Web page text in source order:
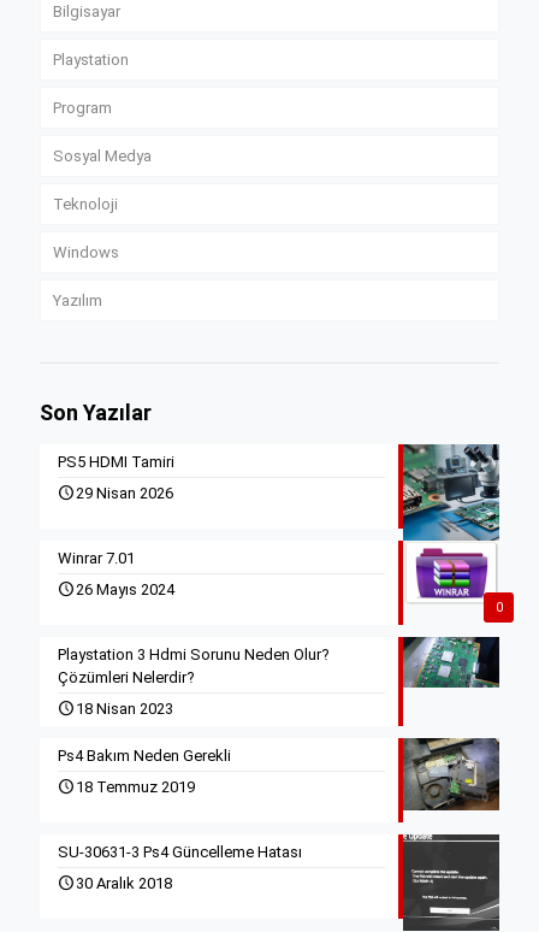
Bilgisayar
Playstation
Program
Sosyal Medya
Teknoloji
Windows
Yazılım
Son Yazılar
PS5 HDMI Tamiri
29 Nisan 2026
0
Winrar 7.01
26 Mayıs 2024
Playstation 3 Hdmi Sorunu Neden Olur?
Çözümleri Nelerdir?
18 Nisan 2023
Ps4 Bakım Neden Gerekli
18 Temmuz 2019
SU-30631-3 Ps4 Güncelleme Hatası
30 Aralık 2018